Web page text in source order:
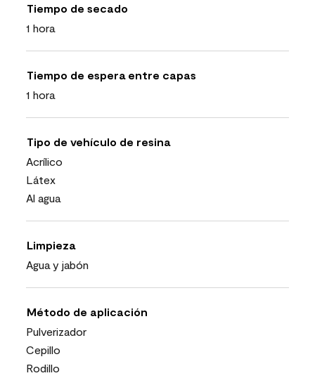
Tiempo de secado
1 hora
Tiempo de espera entre capas
1 hora
Tipo de vehículo de resina
Acrílico
Látex
Al agua
Limpieza
Agua y jabón
Método de aplicación
Pulverizador
Cepillo
Rodillo